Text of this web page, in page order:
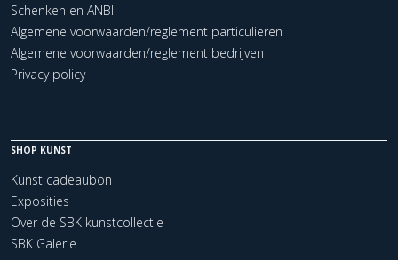
Schenken en ANBI
Algemene voorwaarden/reglement particulieren
Algemene voorwaarden/reglement bedrijven
Privacy policy
SHOP KUNST
Kunst cadeaubon
Exposities
Over de SBK kunstcollectie
SBK Galerie